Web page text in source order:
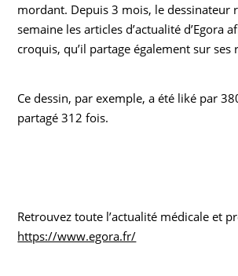
mordant. Depuis 3 mois, le dessinateur
semaine les articles d’actualité d’Egora
croquis, qu’il partage également sur ses
Ce dessin, par exemple, a été liké par
partagé 312 fois.
Retrouvez toute l’actualité médicale et
https://www.egora.fr/